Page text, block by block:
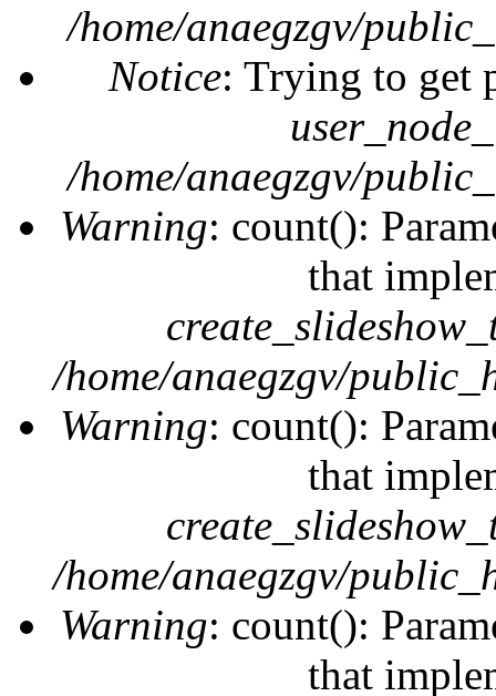
/home/anaegzgv/
Notice: Trying to get
/home/anaegzgv/
Warning: count():
that
/home/anaegzgv/
Warning: count():
that
/home/anaegzgv/
Warning: count():
that